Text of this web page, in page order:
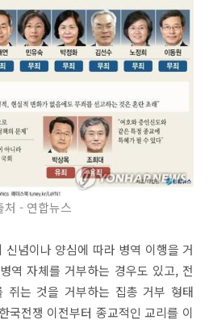
처 - 연합뉴스
신념이나 양심에 따라 병역 이행을 거
역 자체를 거부하는 경우도 있고, 전
쥐는 것을 거부하는 집총 거부 형태
국전쟁 이전부터 종교적인 교리를 이